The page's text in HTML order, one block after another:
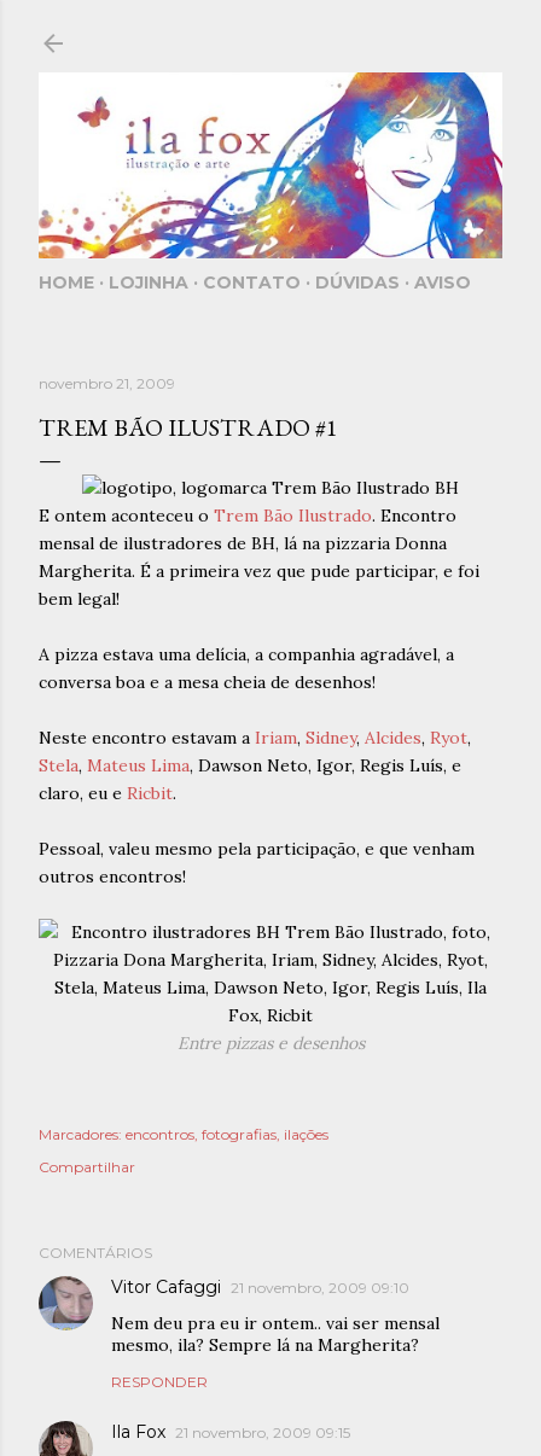
HOME LOJINHA CONTATO DÚVIDAS AVISO
novembro 21, 2009
TREM BÃO ILUSTRADO #1
E ontem aconteceu o Trem Bão Ilustrado. Encontro
mensal de ilustradores de BH, lá na pizzaria Donna
Margherita. É a primeira vez que pude participar, e foi
bem legal!
A pizza estava uma delícia, a companhia agradável, a
conversa boa e a mesa cheia de desenhos!
Neste encontro estavam a Iriam, Sidney, Alcides, Ryot,
Stela, Mateus Lima, Dawson Neto, Igor, Regis Luís, e
claro, eu e Ricbit.
Pessoal, valeu mesmo pela participação, e que venham
outros encontros!
Entre pizzas e desenhos
Marcadores: encontros fotografias ilações
Compartilhar
COMENTÁRIOS
Vitor Cafaggi 21 novembro, 2009 09:10
Nem deu pra eu ir ontem.. vai ser mensal
mesmo, ila? Sempre lá na Margherita?
RESPONDER
Ila Fox 21 novembro, 2009 09:15